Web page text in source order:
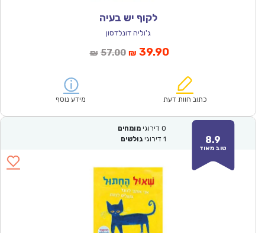
לקוף יש בעיה
ג'וליה דונלדסון
₪ 57.00המחיר
₪57.00.
₪ 39.90המחיר
הוא:
כתוב חוות דעת מידע נוסף
8.9
טוב מאוד
0 דירוגי מומחים
1 דירוגי גולשים